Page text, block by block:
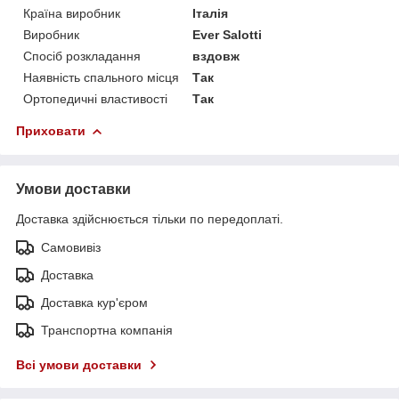
Країна виробник
Італія
Виробник
Ever Salotti
Спосіб розкладання
вздовж
Наявність спального місця
Так
Ортопедичні властивості
Так
Приховати
Умови доставки
Доставка здійснюється тільки по передоплаті.
Самовивіз
Доставка
Доставка кур'єром
Транспортна компанія
Всі умови доставки